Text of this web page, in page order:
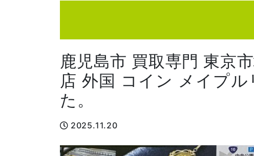
鹿児島市 買取専門 東京
店 外国 コイン メイプ
た。
2025.11.20